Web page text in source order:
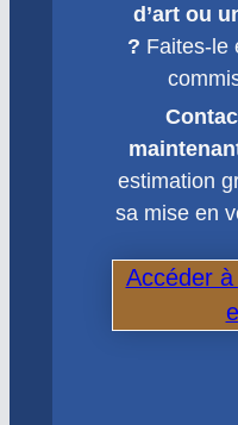
d’art ou
? Faites-le
estimation
sa mise en
Accéder